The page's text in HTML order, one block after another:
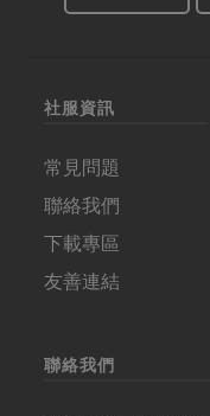
社服資訊
常見問題
聯絡我們
下載專區
友善連結
聯絡我們